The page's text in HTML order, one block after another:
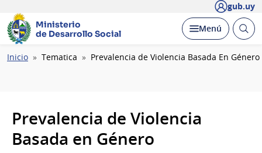
gub.uy
Ministerio
de Desarrollo Social
Desplegar
Menú Abrir
Ruta
Inicio Tematica Prevalencia de Violencia Basada En Género
Prevalencia de Violencia
Basada en Género